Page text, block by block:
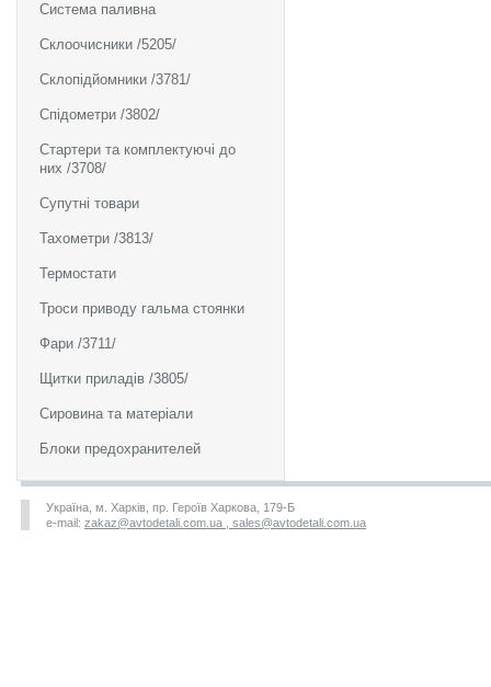
Система паливна
Склоочисники /5205/
Склопідйомники /3781/
Спідометри /3802/
Стартери та комплектуючі до
них /3708/
Супутні товари
Тахометри /3813/
Термостати
Троси приводу гальма стоянки
Фари /3711/
Щитки приладів /3805/
Сировина та матеріали
Блоки предохранителей
Україна, м. Харків, пр. Героїв Харкова, 179-Б
e-mail: zakaz@avtodetali.com.ua , sales@avtodetali.com.ua